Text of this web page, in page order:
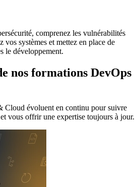
comprenez les vulnérabilités
vos systèmes et mettez en place de
le développement.
nos formations DevOps
Cloud évoluent en continu pour suivre
vous offrir une expertise toujours à jour.